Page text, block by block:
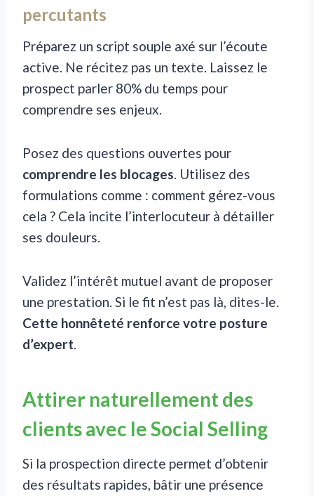
percutants
Préparez un script souple axé sur l’écoute
active. Ne récitez pas un texte. Laissez le
prospect parler 80% du temps pour
comprendre ses enjeux.
Posez des questions ouvertes pour
comprendre les blocages. Utilisez des
formulations comme : comment gérez-vous
cela ? Cela incite l’interlocuteur à détailler
ses douleurs.
Validez l’intérêt mutuel avant de proposer
une prestation. Si le fit n’est pas là, dites-le.
Cette honnêteté renforce votre posture
d’expert.
Attirer naturellement des
clients avec le Social Selling
Si la prospection directe permet d’obtenir
des résultats rapides, bâtir une présence